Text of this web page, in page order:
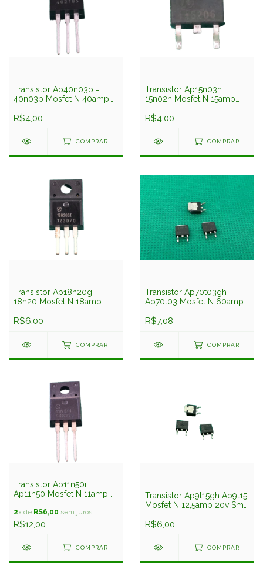
Transistor Ap40n03p =
40n03p Mosfet N 40amp
R$4,00
COMPRAR
Transistor Ap15n03h
15n02h Mosfet N 15amp
R$4,00
COMPRAR
Transistor Ap18n20gi
18n20 Mosfet N 18amp
Advanced
R$6,00
COMPRAR
Transistor Ap70t03gh
Ap70t03 Mosfet N 60amp
Advanced
R$7,08
COMPRAR
Transistor Ap11n50i
Ap11n50 Mosfet N 11amp
Power
2x de R$6,00 sem juros
R$12,00
COMPRAR
Transistor Ap9t15gh Ap9t15
Mosfet N 12,5amp 20v Smd
Power
R$6,00
COMPRAR